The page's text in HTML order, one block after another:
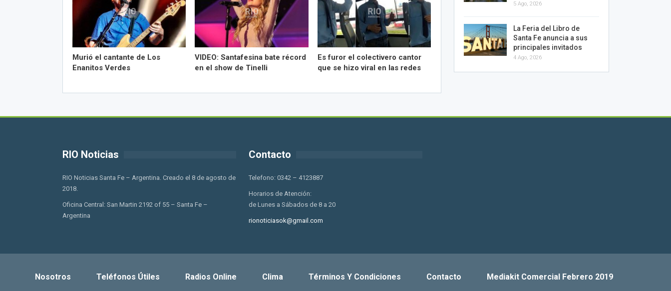
Murió el cantante de Los
Enanitos Verdes
VIDEO: Santafesina bate récord
en el show de Tinelli
Es furor el colectivero cantor
que se hizo viral en las redes
5 Ago, 2026
La Feria del Libro de
Santa Fe anuncia a sus
principales invitados
4 Ago, 2026
RIO Noticias
RIO Noticias Santa Fe – Argentina. Creado el 8 de agosto de
2018.
Oficina Central: San Martin 2192 of 55 – Santa Fe –
Argentina
Contacto
Telefono: 0342 – 4123887
Horarios de Atención:
de Lunes a Sábados de 8 a 20
rionoticiasok@gmail.com
Nosotros Teléfonos Útiles Radios Online Clima Términos Y Condiciones Contacto Mediakit Comercial Febrero 2019